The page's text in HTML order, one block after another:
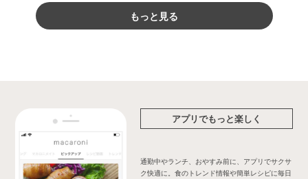
もっと見る
アプリでもっと楽しく
通勤中やランチ、おやすみ前に、アプリでサクサ
ク快適に。食のトレンド情報や簡単レシピに毎日